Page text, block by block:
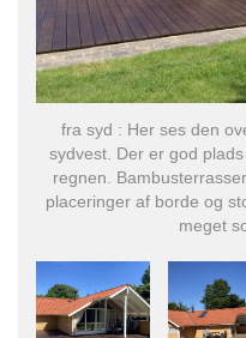
fra syd : Her ses den
sydvest. Der er god
regnen.
placeringer af borde og
meget